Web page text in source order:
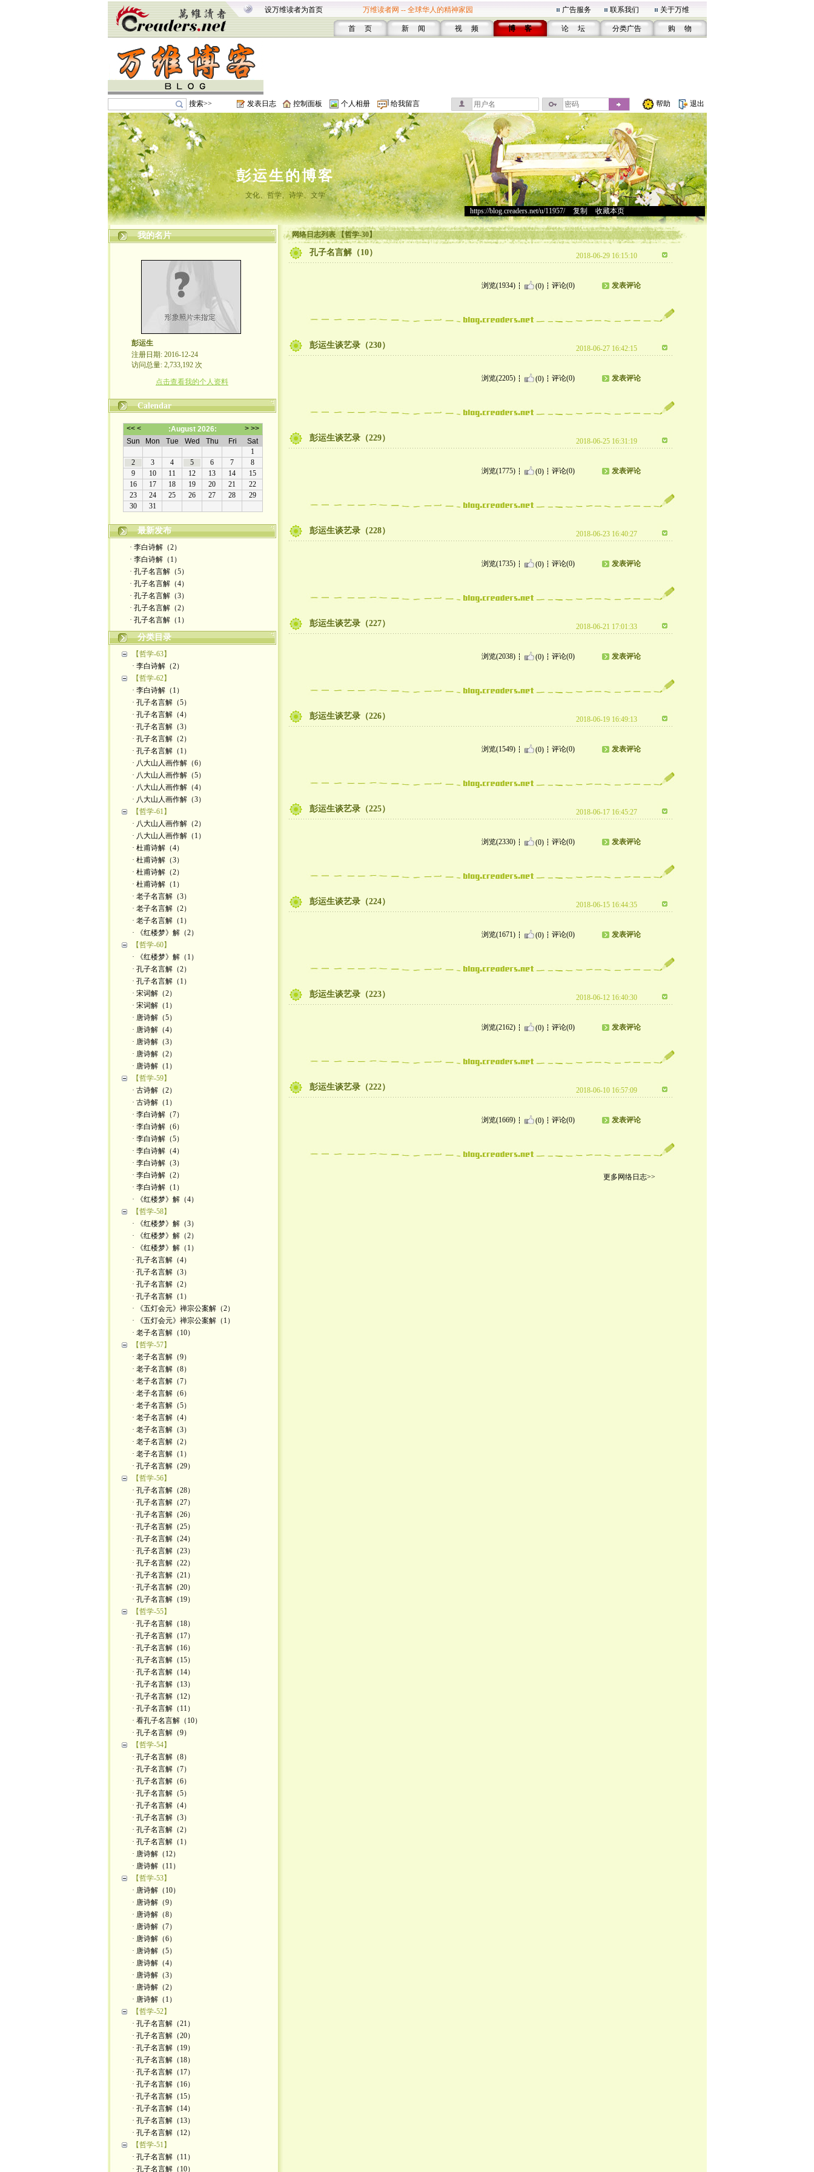
设万维读者为首页 万维读者网 -- 全球华人的精神家园 广告服务 联系我们 关于万维
首 页 新 闻 视 频 博 客 论 坛 分类广告 购 物
搜索>> 发表日志 控制面板 个人相册 给我留言 帮助 退出
彭运生的博客
文化、哲学、诗学、文学
https://blog.creaders.net/u/11957/> 复制 收藏本页
我的名片
彭运生
注册日期: 2016-12-24
访问总量: 2,733,192 次
点击查看我的个人资料
Calendar
最新发布
· 李白诗解（2）
· 李白诗解（1）
· 孔子名言解（5）
· 孔子名言解（4）
· 孔子名言解（3）
· 孔子名言解（2）
· 孔子名言解（1）
分类目录
【哲学-63】
· 李白诗解（2）
【哲学-62】
· 李白诗解（1）
· 孔子名言解（5）
· 孔子名言解（4）
· 孔子名言解（3）
· 孔子名言解（2）
· 孔子名言解（1）
· 八大山人画作解（6）
· 八大山人画作解（5）
· 八大山人画作解（4）
· 八大山人画作解（3）
【哲学-61】
· 八大山人画作解（2）
· 八大山人画作解（1）
· 杜甫诗解（4）
· 杜甫诗解（3）
· 杜甫诗解（2）
· 杜甫诗解（1）
· 老子名言解（3）
· 老子名言解（2）
· 老子名言解（1）
· 《红楼梦》解（2）
【哲学-60】
· 《红楼梦》解（1）
· 孔子名言解（2）
· 孔子名言解（1）
· 宋词解（2）
· 宋词解（1）
· 唐诗解（5）
· 唐诗解（4）
· 唐诗解（3）
· 唐诗解（2）
· 唐诗解（1）
【哲学-59】
· 古诗解（2）
· 古诗解（1）
· 李白诗解（7）
· 李白诗解（6）
· 李白诗解（5）
· 李白诗解（4）
· 李白诗解（3）
· 李白诗解（2）
· 李白诗解（1）
· 《红楼梦》解（4）
【哲学-58】
· 《红楼梦》解（3）
· 《红楼梦》解（2）
· 《红楼梦》解（1）
· 孔子名言解（4）
· 孔子名言解（3）
· 孔子名言解（2）
· 孔子名言解（1）
· 《五灯会元》禅宗公案解（2）
· 《五灯会元》禅宗公案解（1）
· 老子名言解（10）
【哲学-57】
· 老子名言解（9）
· 老子名言解（8）
· 老子名言解（7）
· 老子名言解（6）
· 老子名言解（5）
· 老子名言解（4）
· 老子名言解（3）
· 老子名言解（2）
· 老子名言解（1）
· 孔子名言解（29）
【哲学-56】
· 孔子名言解（28）
· 孔子名言解（27）
· 孔子名言解（26）
· 孔子名言解（25）
· 孔子名言解（24）
· 孔子名言解（23）
· 孔子名言解（22）
· 孔子名言解（21）
· 孔子名言解（20）
· 孔子名言解（19）
【哲学-55】
· 孔子名言解（18）
· 孔子名言解（17）
· 孔子名言解（16）
· 孔子名言解（15）
· 孔子名言解（14）
· 孔子名言解（13）
· 孔子名言解（12）
· 孔子名言解（11）
· 看孔子名言解（10）
· 孔子名言解（9）
【哲学-54】
· 孔子名言解（8）
· 孔子名言解（7）
· 孔子名言解（6）
· 孔子名言解（5）
· 孔子名言解（4）
· 孔子名言解（3）
· 孔子名言解（2）
· 孔子名言解（1）
· 唐诗解（12）
· 唐诗解（11）
【哲学-53】
· 唐诗解（10）
· 唐诗解（9）
· 唐诗解（8）
· 唐诗解（7）
· 唐诗解（6）
· 唐诗解（5）
· 唐诗解（4）
· 唐诗解（3）
· 唐诗解（2）
· 唐诗解（1）
【哲学-52】
· 孔子名言解（21）
· 孔子名言解（20）
· 孔子名言解（19）
· 孔子名言解（18）
· 孔子名言解（17）
· 孔子名言解（16）
· 孔子名言解（15）
· 孔子名言解（14）
· 孔子名言解（13）
· 孔子名言解（12）
【哲学-51】
· 孔子名言解（11）
· 孔子名言解（10）
网络日志列表 【哲学-30】
孔子名言解（10） 2018-06-29 16:15:10
浏览(1934) (0) 评论(0) 发表评论
彭运生谈艺录（230） 2018-06-27 16:42:15
浏览(2205) (0) 评论(0) 发表评论
彭运生谈艺录（229） 2018-06-25 16:31:19
浏览(1775) (0) 评论(0) 发表评论
彭运生谈艺录（228） 2018-06-23 16:40:27
浏览(1735) (0) 评论(0) 发表评论
彭运生谈艺录（227） 2018-06-21 17:01:33
浏览(2038) (0) 评论(0) 发表评论
彭运生谈艺录（226） 2018-06-19 16:49:13
浏览(1549) (0) 评论(0) 发表评论
彭运生谈艺录（225） 2018-06-17 16:45:27
浏览(2330) (0) 评论(0) 发表评论
彭运生谈艺录（224） 2018-06-15 16:44:35
浏览(1671) (0) 评论(0) 发表评论
彭运生谈艺录（223） 2018-06-12 16:40:30
浏览(2162) (0) 评论(0) 发表评论
彭运生谈艺录（222） 2018-06-10 16:57:09
浏览(1669) (0) 评论(0) 发表评论
更多网络日志>>